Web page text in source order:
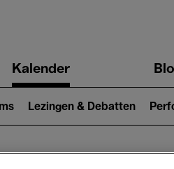
Kalender
Lezingen & Debatten